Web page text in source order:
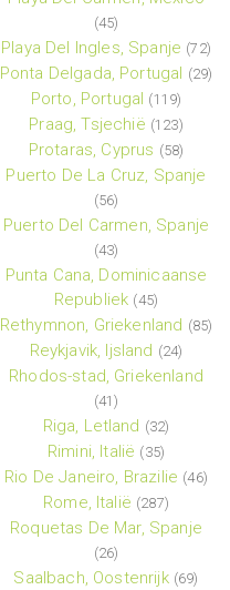
(45)
Playa Del Ingles, Spanje (72)
Ponta Delgada, Portugal (29)
Porto, Portugal (119)
Praag, Tsjechië (123)
Protaras, Cyprus (58)
Puerto De La Cruz, Spanje
(56)
Puerto Del Carmen, Spanje
(43)
Punta Cana, Dominicaanse
Republiek (45)
Rethymnon, Griekenland (85)
Reykjavik, Ijsland (24)
Rhodos-stad, Griekenland
(41)
Riga, Letland (32)
Rimini, Italië (35)
Rio De Janeiro, Brazilie (46)
Rome, Italië (287)
Roquetas De Mar, Spanje
(26)
Saalbach, Oostenrijk (69)